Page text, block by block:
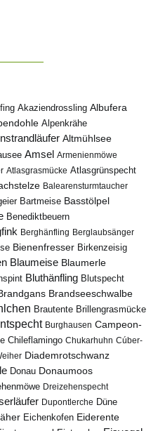
Akaziendrossling Albufera
Alpenkrähe
Altmühlsee
Amsel Armenienmöwe
Atlasgrasmücke Atlasgrünspecht
Balearensturmtaucher
Bartmeise Basstölpel
Benediktbeuern
Berghänfling Berglaubsänger
Bienenfresser Birkenzeisig
Blaumeise Blaumerle
Bluthänfling Blutspecht
Brandseeschwalbe
Brautente Brillengrasmücke
Burghausen Campeon-
Chileflamingo Chukarhuhn Cúber-
Diademrotschwanz
Donau Donaumoos
Dreizehenspecht
Dupontlerche Düne
Eichenkofen Eiderente